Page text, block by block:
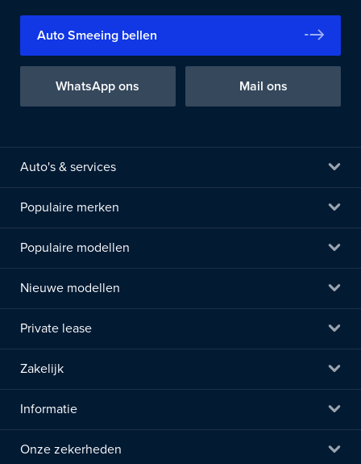
Auto Smeeing bellen
WhatsApp ons Mail ons
Auto's & services
Populaire merken
Populaire modellen
Nieuwe modellen
Private lease
Zakelijk
Informatie
Onze zekerheden